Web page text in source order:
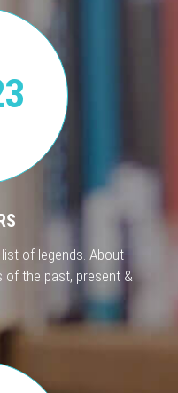
of legends. About
of the past, present &